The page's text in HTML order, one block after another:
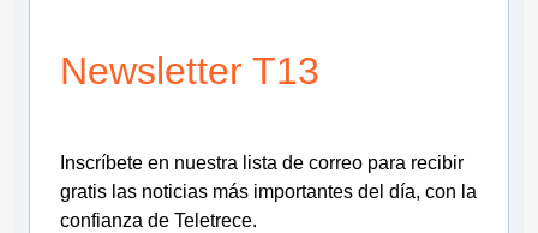
Newsletter T13
Inscríbete en nuestra lista de correo para recibir
gratis las noticias más importantes del día, con la
confianza de Teletrece.